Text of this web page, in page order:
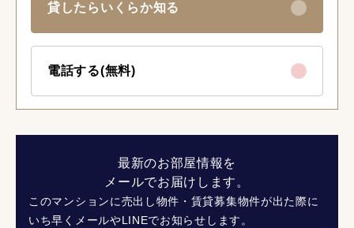
貸したらいくらか知る
電話する(無料)
最新のお部屋情報を
メールでお届けします。
このマンションに売出し物件・賃貸募集物件が出た際に
いち早くメールやLINEでお知らせします。